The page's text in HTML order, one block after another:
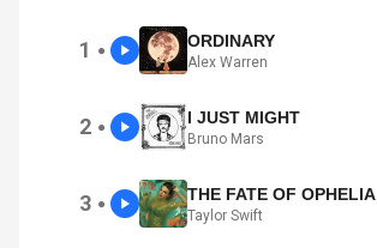
1 ● ORDINARY
Alex Warren
2 ● I JUST MIGHT
Bruno Mars
3 ● THE FATE OF OPHELIA
Taylor Swift